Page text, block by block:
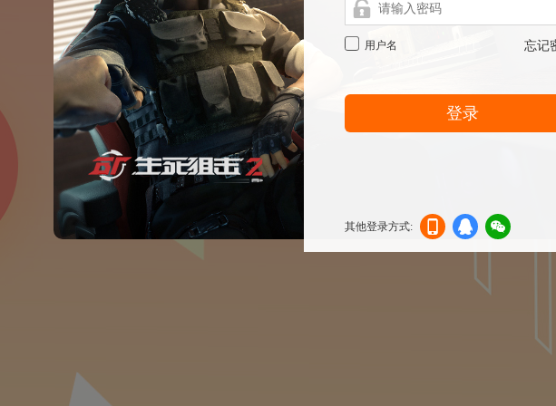
用户名 忘记
登录
其他登录方式:
机登
登录
信登